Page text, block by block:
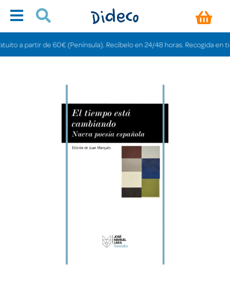
a partir de 60€ (Península). Recíbelo en 24/48 horas. Recogida en